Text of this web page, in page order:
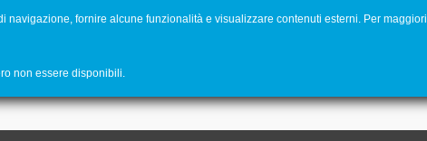
fornire alcune funzionalità e visualizzare contenuti esterni. Per maggiori
non essere disponibili.